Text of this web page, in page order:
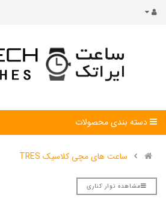
دسته بندی محصولات
ساعت های مچی کلاسیک TRES
مشاهده نوار کناری